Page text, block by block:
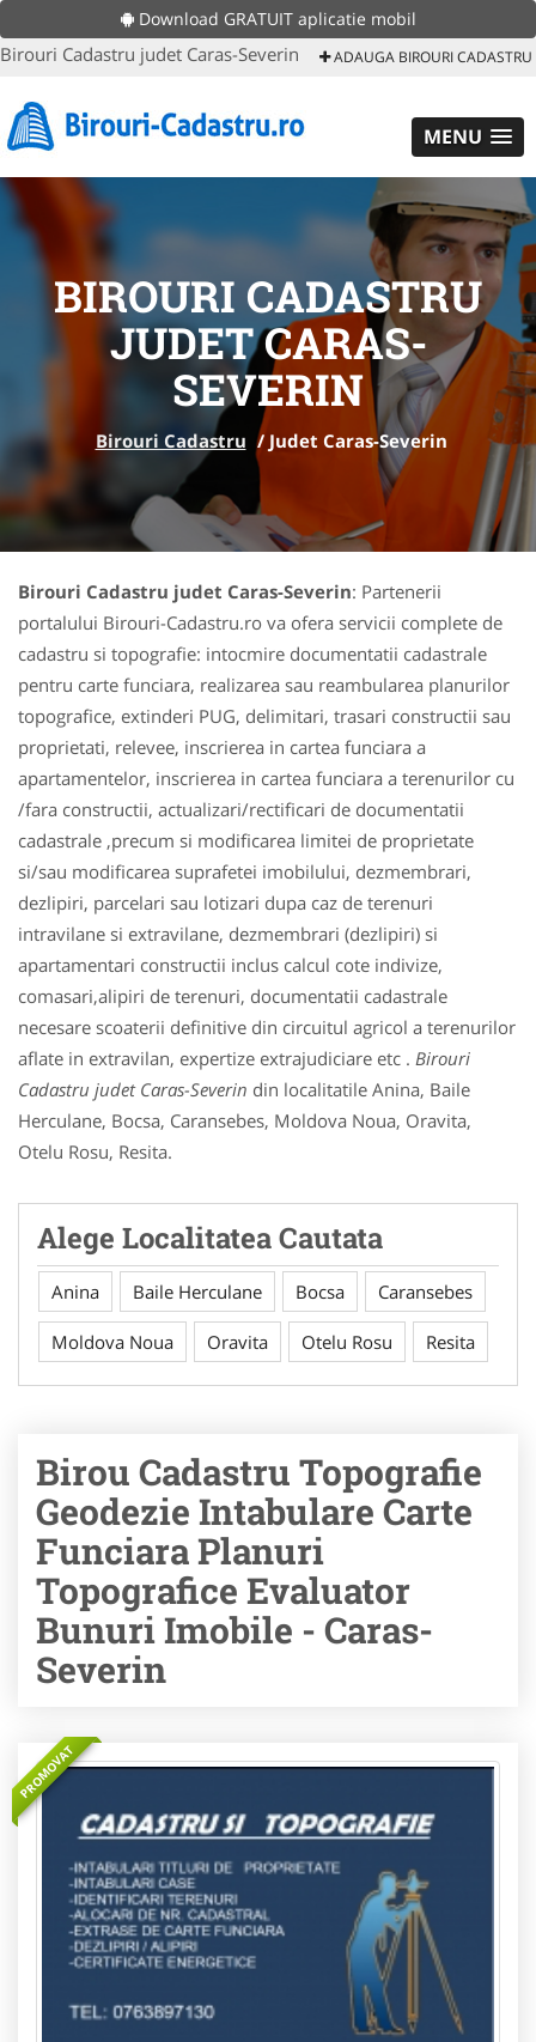
Download GRATUIT aplicatie mobil
Birouri Cadastru judet Caras-Severin ADAUGA BIROURI CADASTRU
MENU
BIROURI CADASTRU
JUDET CARAS-
SEVERIN
Birouri Cadastru / Judet Caras-Severin
Birouri Cadastru judet Caras-Severin: Partenerii
portalului Birouri-Cadastru.ro va ofera servicii complete de
cadastru si topografie: intocmire documentatii cadastrale
pentru carte funciara, realizarea sau reambularea planurilor
topografice, extinderi PUG, delimitari, trasari constructii sau
proprietati, relevee, inscrierea in cartea funciara a
apartamentelor, inscrierea in cartea funciara a terenurilor cu
/fara constructii, actualizari/rectificari de documentatii
cadastrale ,precum si modificarea limitei de proprietate
si/sau modificarea suprafetei imobilului, dezmembrari,
dezlipiri, parcelari sau lotizari dupa caz de terenuri
intravilane si extravilane, dezmembrari (dezlipiri) si
apartamentari constructii inclus calcul cote indivize,
comasari,alipiri de terenuri, documentatii cadastrale
necesare scoaterii definitive din circuitul agricol a terenurilor
aflate in extravilan, expertize extrajudiciare etc . Birouri
Cadastru judet Caras-Severin din localitatile Anina, Baile
Herculane, Bocsa, Caransebes, Moldova Noua, Oravita,
Otelu Rosu, Resita.
Alege Localitatea Cautata
Anina Baile Herculane Bocsa Caransebes
Moldova Noua Oravita Otelu Rosu Resita
Birou Cadastru Topografie
Geodezie Intabulare Carte
Funciara Planuri
Topografice Evaluator
Bunuri Imobile - Caras-
Severin
PROMOVAT